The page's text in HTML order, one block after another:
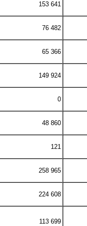
153 641
76 482
65 366
149 924
0
48 860
121
258 965
224 608
113 699